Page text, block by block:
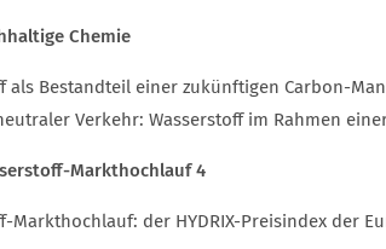
Chemie
als Bestandteil einer zukünftigen Carbon-
Verkehr: Wasserstoff im Rahmen
Markthochlauf 4
Markthochlauf: der HYDRIX-Preisindex der